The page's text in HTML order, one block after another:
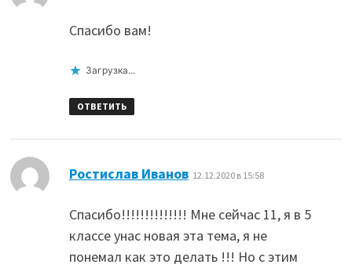
Спасибо вам!
Загрузка...
ОТВЕТИТЬ
Ростислав Иванов: 12.12.2020 в 15:58
Спасибо!!!!!!!!!!!!!! Мне сейчас 11, я в 5
классе унас новая эта тема, я не
понемал как это делать !!! Но с этим